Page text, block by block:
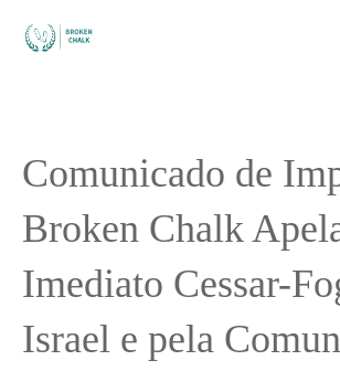
Comunicado de
Broken Chalk
Imediato Cessar-
Israel e pela